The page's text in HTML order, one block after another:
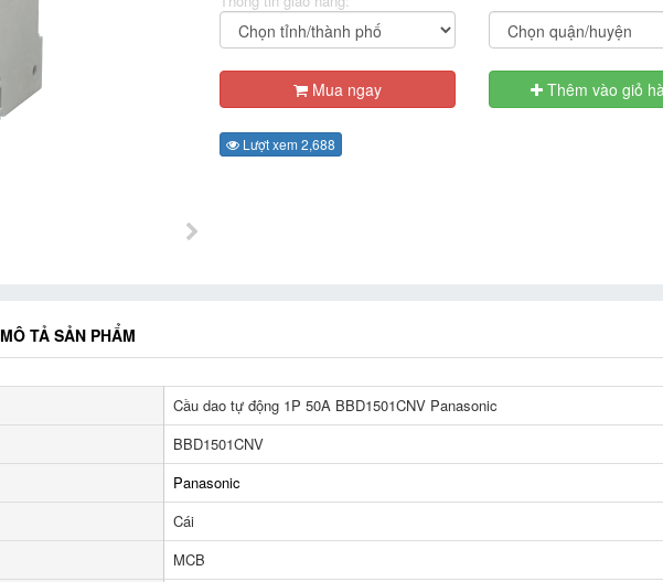
Mua ngay Thêm vào giỏ
Lượt xem 2,688
MÔ TẢ SẢN PHẨM
Cầu dao tự động 1P 50A BBD1501CNV Panasonic
BBD1501CNV
Panasonic
Cái
MCB